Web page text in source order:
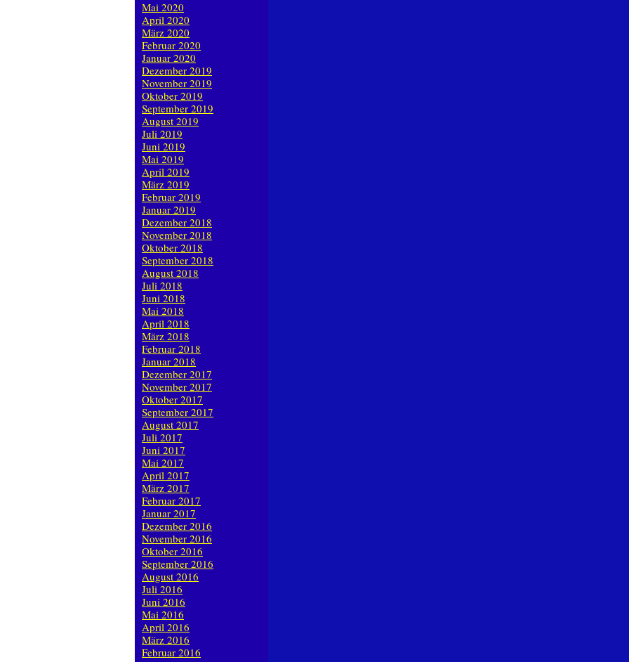
Mai 2020
April 2020
März 2020
Februar 2020
Januar 2020
Dezember 2019
November 2019
Oktober 2019
September 2019
August 2019
Juli 2019
Juni 2019
Mai 2019
April 2019
März 2019
Februar 2019
Januar 2019
Dezember 2018
November 2018
Oktober 2018
September 2018
August 2018
Juli 2018
Juni 2018
Mai 2018
April 2018
März 2018
Februar 2018
Januar 2018
Dezember 2017
November 2017
Oktober 2017
September 2017
August 2017
Juli 2017
Juni 2017
Mai 2017
April 2017
März 2017
Februar 2017
Januar 2017
Dezember 2016
November 2016
Oktober 2016
September 2016
August 2016
Juli 2016
Juni 2016
Mai 2016
April 2016
März 2016
Februar 2016